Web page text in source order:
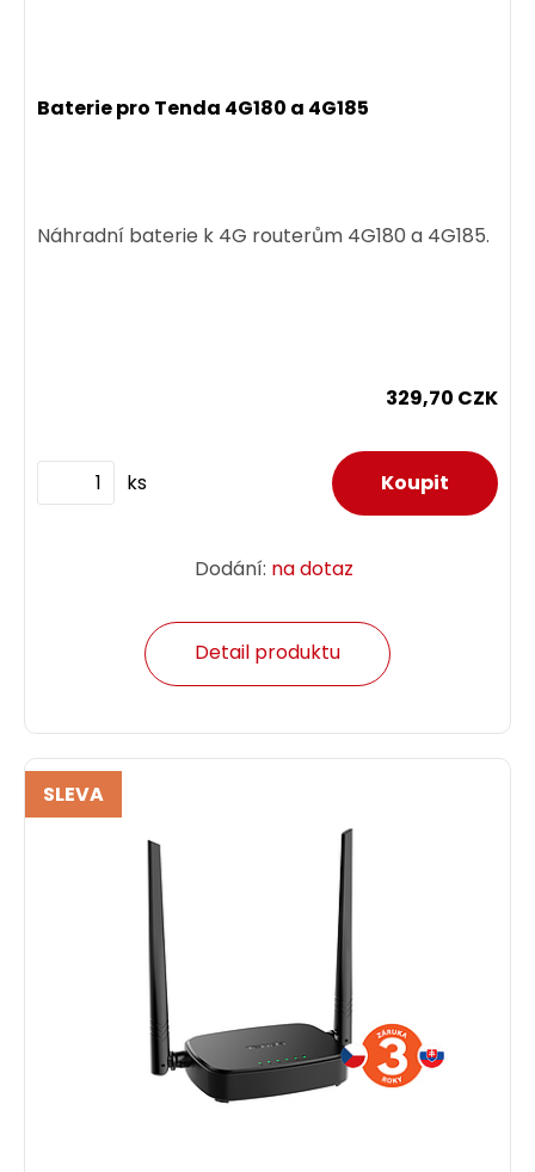
Baterie pro Tenda 4G180 a 4G185
Náhradní baterie k 4G routerům 4G180 a 4G185.
329,70 CZK
ks
Dodání: na dotaz
Detail produktu
SLEVA